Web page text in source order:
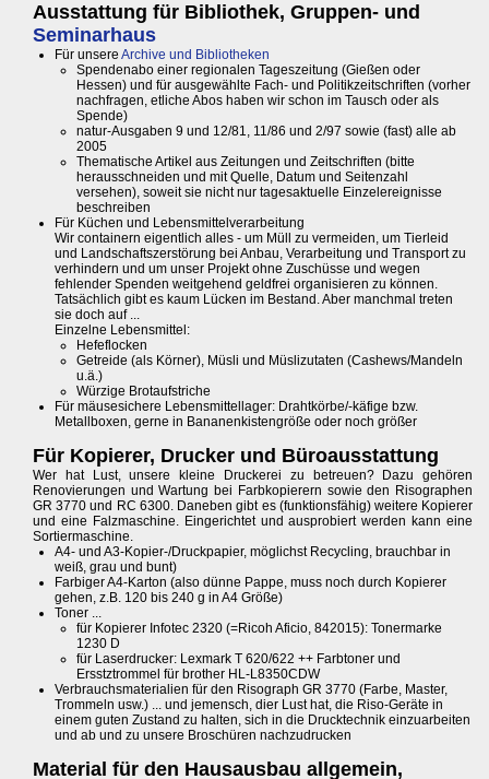
Ausstattung für Bibliothek, Gruppen- und
Seminarhaus
Für unsere Archive und Bibliotheken
Spendenabo einer regionalen Tageszeitung (Gießen oder
Hessen) und für ausgewählte Fach- und Politikzeitschriften (vorher
nachfragen, etliche Abos haben wir schon im Tausch oder als
Spende)
natur-Ausgaben 9 und 12/81, 11/86 und 2/97 sowie (fast) alle ab
2005
Thematische Artikel aus Zeitungen und Zeitschriften (bitte
herausschneiden und mit Quelle, Datum und Seitenzahl
versehen), soweit sie nicht nur tagesaktuelle Einzelereignisse
beschreiben
Für Küchen und Lebensmittelverarbeitung
Wir containern eigentlich alles - um Müll zu vermeiden, um Tierleid
und Landschaftszerstörung bei Anbau, Verarbeitung und Transport zu
verhindern und um unser Projekt ohne Zuschüsse und wegen
fehlender Spenden weitgehend geldfrei organisieren zu können.
Tatsächlich gibt es kaum Lücken im Bestand. Aber manchmal treten
sie doch auf ...
Einzelne Lebensmittel:
Hefeflocken
Getreide (als Körner), Müsli und Müslizutaten (Cashews/Mandeln
u.ä.)
Würzige Brotaufstriche
Für mäusesichere Lebensmittellager: Drahtkörbe/-käfige bzw.
Metallboxen, gerne in Bananenkistengröße oder noch größer
Für Kopierer, Drucker und Büroausstattung
Wer hat Lust, unsere kleine Druckerei zu betreuen? Dazu gehören
Renovierungen und Wartung bei Farbkopierern sowie den Risographen
GR 3770 und RC 6300. Daneben gibt es (funktionsfähig) weitere Kopierer
und eine Falzmaschine. Eingerichtet und ausprobiert werden kann eine
Sortiermaschine.
A4- und A3-Kopier-/Druckpapier, möglichst Recycling, brauchbar in
weiß, grau und bunt)
Farbiger A4-Karton (also dünne Pappe, muss noch durch Kopierer
gehen, z.B. 120 bis 240 g in A4 Größe)
Toner ...
für Kopierer Infotec 2320 (=Ricoh Aficio, 842015): Tonermarke
1230 D
für Laserdrucker: Lexmark T 620/622 ++ Farbtoner und
Ersstztrommel für brother HL-L8350CDW
Verbrauchsmaterialien für den Risograph GR 3770 (Farbe, Master,
Trommeln usw.) ... und jemensch, dier Lust hat, die Riso-Geräte in
einem guten Zustand zu halten, sich in die Drucktechnik einzuarbeiten
und ab und zu unsere Broschüren nachzudrucken
Material für den Hausausbau allgemein,